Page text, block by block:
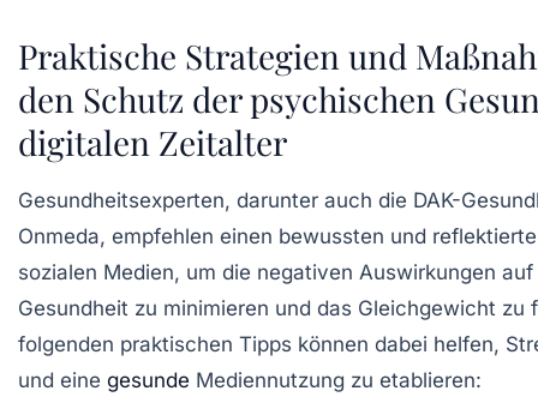
Praktische Strategien und
den Schutz der psychischen
digitalen Zeitalter
Gesundheitsexperten, darunter auch die DAK-
Onmeda, empfehlen einen bewussten und
sozialen Medien, um die negativen Auswirkungen
Gesundheit zu minimieren und das Gleichgewicht zu
folgenden praktischen Tipps können dabei helfen,
und eine gesunde Mediennutzung zu etablieren: